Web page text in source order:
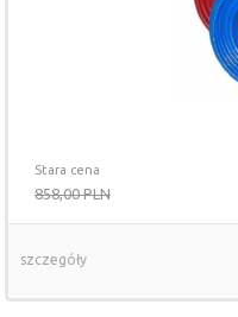
Stara cena
858,00 PLN
szczegóły